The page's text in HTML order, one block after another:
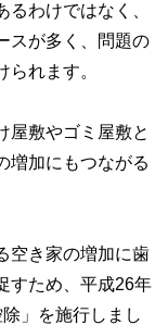
わけではなく、
スが多く、問題の
れます。
屋敷やゴミ屋敷と
増加にもつながる
空き家の増加に歯
すため、平成26年
」を施行しまし